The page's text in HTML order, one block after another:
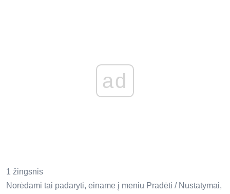
ad
1 žingsnis
Norėdami tai padaryti, einame į meniu Pradėti / Nustatymai,